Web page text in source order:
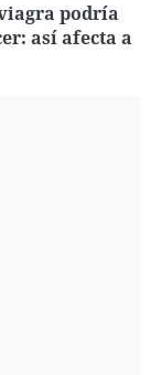
podría
así afecta a